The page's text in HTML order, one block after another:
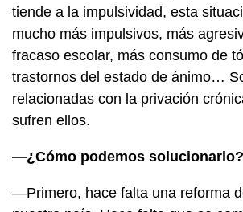
tiende a la impulsividad, esta
mucho más impulsivos, más
fracaso escolar, más consumo de
trastornos del estado de ánimo…
relacionadas con la privación
sufren ellos.
—¿Cómo podemos solucionarlo?
—Primero, hace falta una reforma